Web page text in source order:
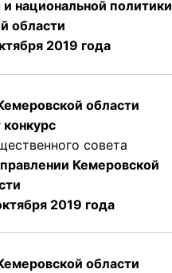
национальной политики
области
2019 года
области
совета
Кемеровской
2019 года
области